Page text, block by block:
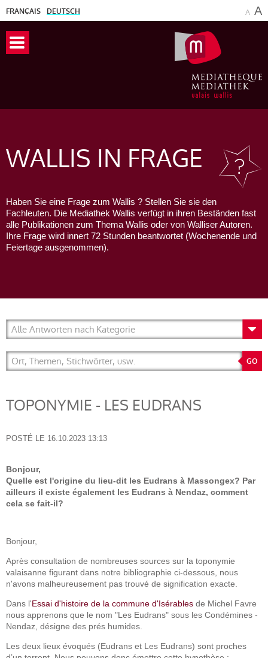
FRANÇAIS DEUTSCH A A
WALLIS IN FRAGE
Haben Sie eine Frage zum Wallis ? Stellen Sie sie den
Fachleuten. Die Mediathek Wallis verfügt in ihren Beständen fast
alle Publikationen zum Thema Wallis oder von Walliser Autoren.
Ihre Frage wird innert 72 Stunden beantwortet (Wochenende und
Feiertage ausgenommen).
TOPONYMIE - LES EUDRANS
POSTÉ LE 16.10.2023 13:13
Bonjour,
Quelle est l'origine du lieu-dit les Eudrans à Massongex? Par
ailleurs il existe également les Eudrans à Nendaz, comment
cela se fait-il?
Bonjour,
Après consultation de nombreuses sources sur la toponymie
valaisanne figurant dans notre bibliographie ci-dessous, nous
n'avons malheureusement pas trouvé de signification exacte.
Dans l'Essai d'histoire de la commune d'Isérables de Michel Favre
nous apprenons que le nom "Les Eudrans" sous les Condémines -
Nendaz, désigne des prés humides.
Les deux lieux évoqués (Eudrans et Les Eudrans) sont proches